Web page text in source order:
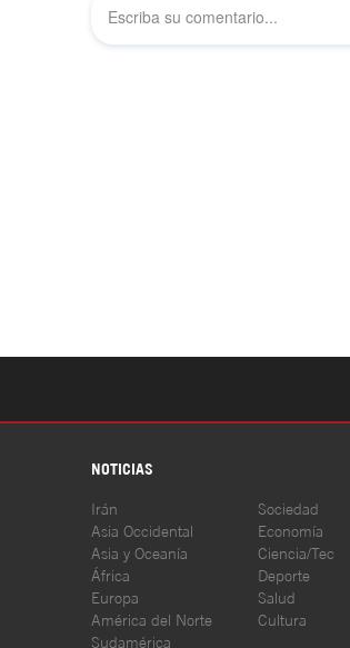
NOTICIAS
Irán
Asia Occidental
Asia y Oceanía
África
Europa
América del Norte
Sudamérica
Sociedad
Economía
Ciencia/Tec
Deporte
Salud
Cultura